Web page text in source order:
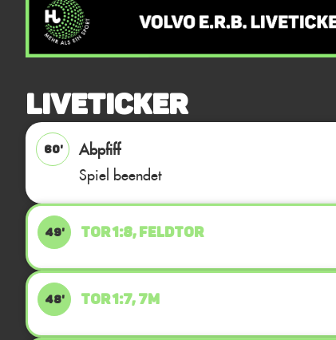
Liveticker
60'
Abpfiff
Spiel beendet
49' TOR 1:8, FELDTOR
48' TOR 1:7, 7M